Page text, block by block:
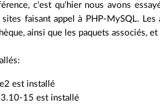
c'est qu'hier nous avons
sites faisant appel à PHP-MySQL.
ainsi que les paquets associés,
est installé
15 est installé